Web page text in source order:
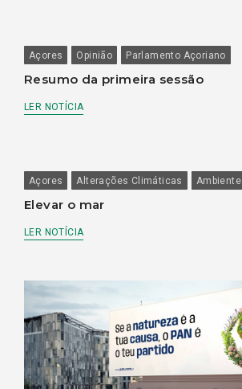
Açores Opinião Parlamento Açoriano
Resumo da primeira sessão
LER NOTÍCIA
Açores Alterações Climáticas Ambiente
Elevar o mar
LER NOTÍCIA